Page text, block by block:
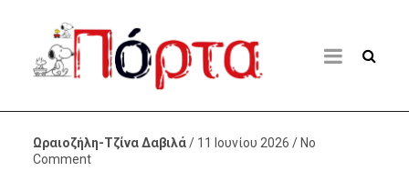
Ωραιοζήλη-Τζίνα Δαβιλά/ 11 Ιουνίου 2026 / No
Comment